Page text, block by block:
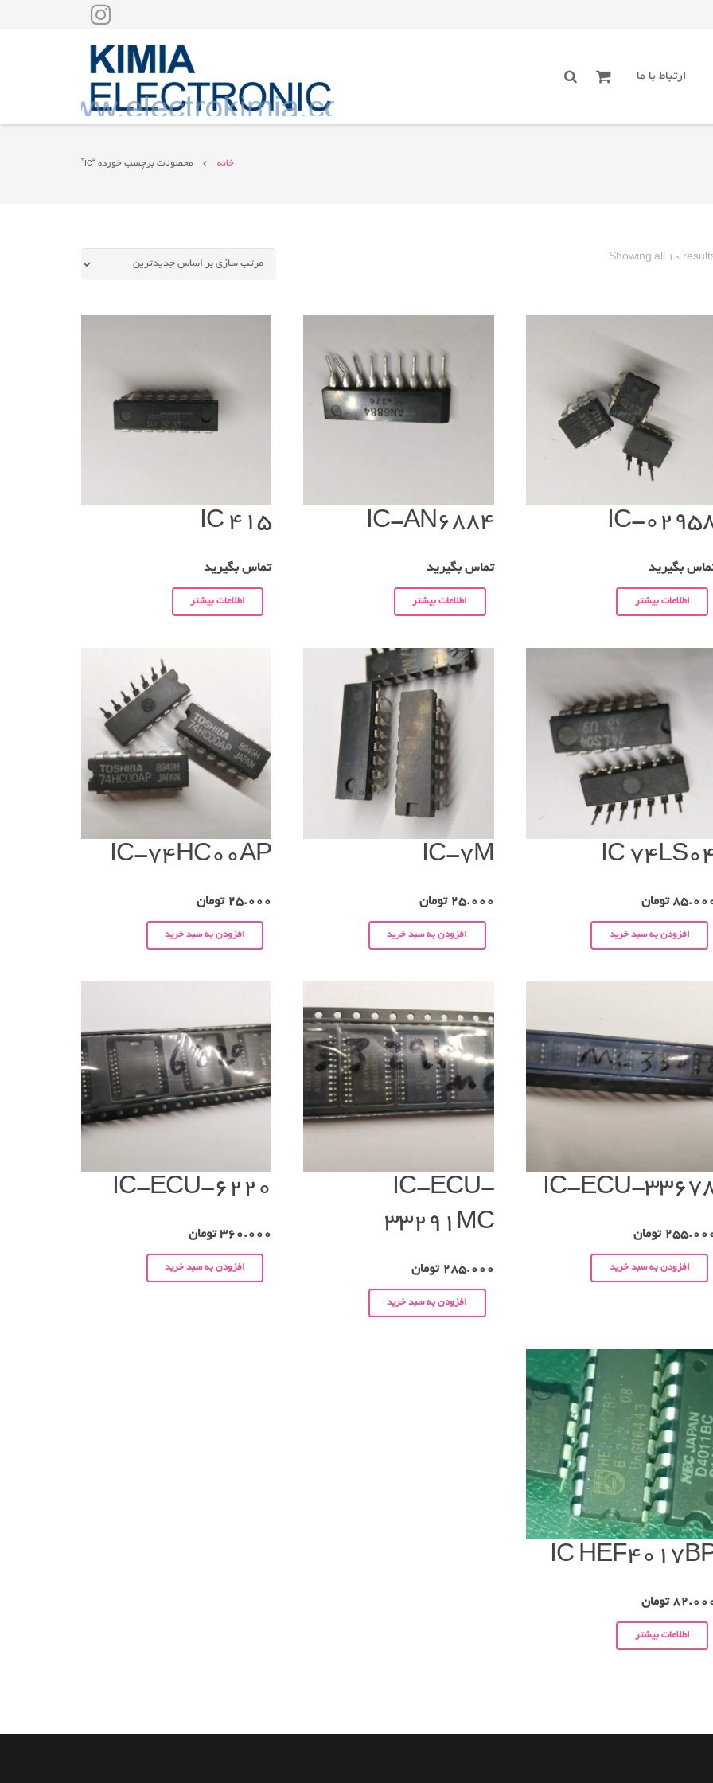
ارتباط با ما
خانه محصولات برچسب خورده “ic”
Showing all 10
IC-
بگیرید
اطلاعات بیشتر
IC-AN6884
تماس بگیرید
اطلاعات بیشتر
IC 415
تماس بگیرید
اطلاعات بیشتر
IC
تومان
افزودن به سبد خرید
IC-7M
25.000 تومان
افزودن به سبد خرید
IC-74HC00AP
25.000 تومان
افزودن به سبد خرید
IC-ECU-
تومان
افزودن به سبد خرید
IC-ECU-
33291MC
285.000 تومان
افزودن به سبد خرید
IC-ECU-6220
360.000 تومان
افزودن به سبد خرید
IC
تومان
اطلاعات بیشتر